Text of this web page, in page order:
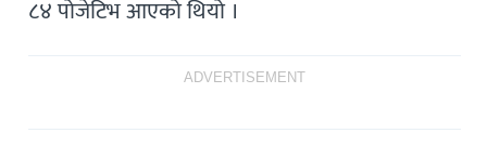
८४ पोजेटिभ आएको थियो ।
ADVERTISEMENT